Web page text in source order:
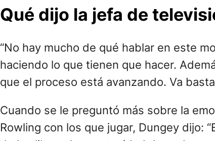
Qué dijo la jefa de
“No hay mucho de qué hablar en este
haciendo lo que tienen que hacer.
que el proceso está avanzando. Va
Cuando se le preguntó más sobre la
Rowling con los que jugar, Dungey dijo: